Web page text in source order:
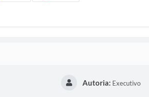
Autoria: Executivo